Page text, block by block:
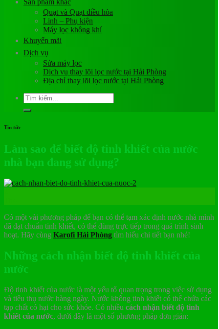
Sản phẩm khác
Quạt và Quạt điều hòa
Linh – Phụ kiện
Máy lọc không khí
Khuyến mãi
Dịch vụ
Sửa máy lọc
Dịch vụ thay lõi lọc nước tại Hải Phòng
Địa chỉ thay lõi lọc nước tại Hải Phòng
Tìm
kiếm:
Tin tức
Làm sao để biết độ tinh khiết của nước
nhà bạn đang sử dụng?
Có một vài phương pháp để bạn có thể tạm xác định nước nhà mình
đã đạt chuẩn tinh khiết, có thể dùng trực tiếp trong quá trình sinh
hoạt. Hãy cùng Karofi Hải Phòng tìm hiểu chi tiết bạn nhé!
Những cách nhận biết độ tinh khiết của
nước
Độ tinh khiết của nước là một yếu tố quan trọng trong việc sử dụng
và tiêu thụ nước hàng ngày. Nước không tinh khiết có thể chứa các
tạp chất có hại cho sức khỏe. Có nhiều cách nhận biết độ tinh
khiết của nước, dưới đây là một số phương pháp đơn giản: